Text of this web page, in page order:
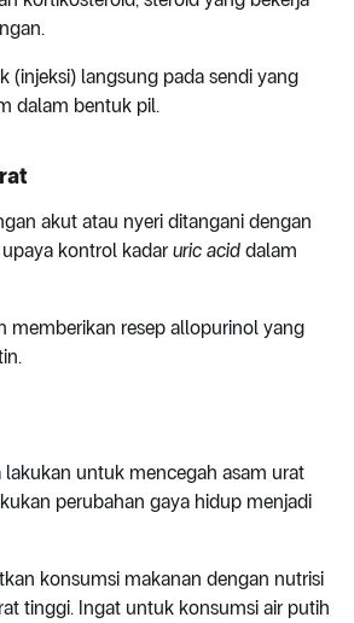
(injeksi) langsung pada sendi yang
dalam bentuk pil.
akut atau nyeri ditangani dengan
kontrol kadar uric acid dalam
memberikan resep allopurinol yang
lakukan untuk mencegah asam urat
perubahan gaya hidup menjadi
konsumsi makanan dengan nutrisi
tinggi. Ingat untuk konsumsi air putih